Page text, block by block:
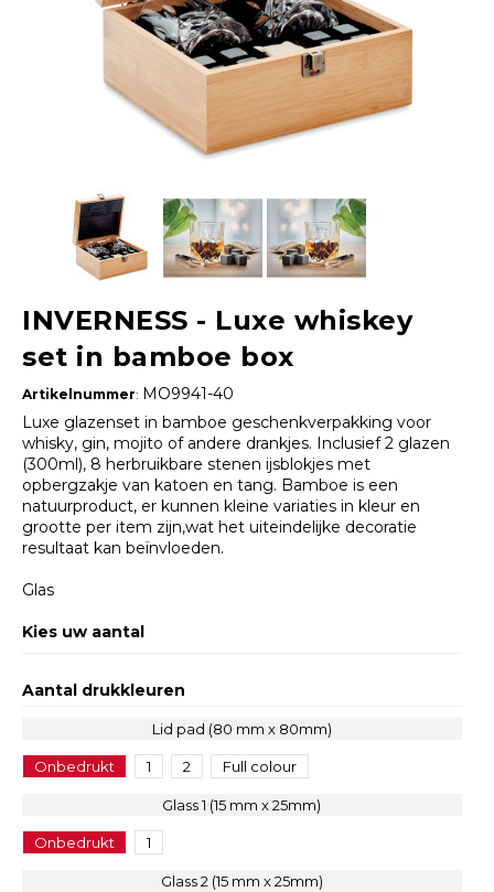
INVERNESS - Luxe whiskey
set in bamboe box
Artikelnummer: MO9941-40
Luxe glazenset in bamboe geschenkverpakking voor
whisky, gin, mojito of andere drankjes. Inclusief 2 glazen
(300ml), 8 herbruikbare stenen ijsblokjes met
opbergzakje van katoen en tang. Bamboe is een
natuurproduct, er kunnen kleine variaties in kleur en
grootte per item zijn,wat het uiteindelijke decoratie
resultaat kan beïnvloeden.
Glas
Kies uw aantal
Aantal drukkleuren
Lid pad (80 mm x 80mm)
Onbedrukt 1 2 Full colour
Glass 1 (15 mm x 25mm)
Onbedrukt 1
Glass 2 (15 mm x 25mm)